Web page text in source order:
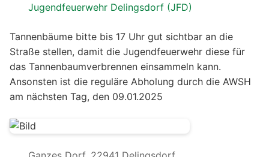
Jugendfeuerwehr Delingsdorf (JFD)
Tannenbäume bitte bis 17 Uhr gut sichtbar an die
Straße stellen, damit die Jugendfeuerwehr diese für
das Tannenbaumverbrennen einsammeln kann.
Ansonsten ist die reguläre Abholung durch die AWSH
am nächsten Tag, den 09.01.2025